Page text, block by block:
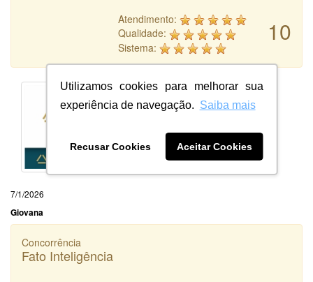
Utilizamos cookies para melhorar sua
experiência de navegação. Saiba mais
Recusar Cookies Aceitar Cookies
10
Atendimento:
Qualidade:
Sistema:
7/1/2026
Giovana
Concorrência
Fato Inteligência